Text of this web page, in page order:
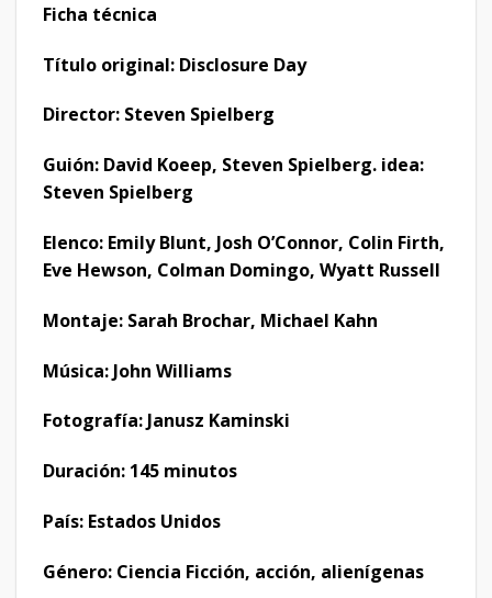
Ficha técnica
Título original: Disclosure Day
Director: Steven Spielberg
Guión: David Koeep, Steven Spielberg. idea:
Steven Spielberg
Elenco: Emily Blunt, Josh O’Connor, Colin Firth,
Eve Hewson, Colman Domingo, Wyatt Russell
Montaje: Sarah Brochar, Michael Kahn
Música: John Williams
Fotografía: Janusz Kaminski
Duración: 145 minutos
País: Estados Unidos
Género: Ciencia Ficción, acción, alienígenas